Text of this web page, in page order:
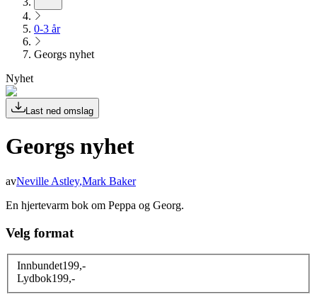
0-3 år
Georgs nyhet
Nyhet
Last ned omslag
Georgs nyhet
avNeville Astley,Mark Baker
En hjertevarm bok om Peppa og Georg.
Velg format
Innbundet199,-
Lydbok199,-